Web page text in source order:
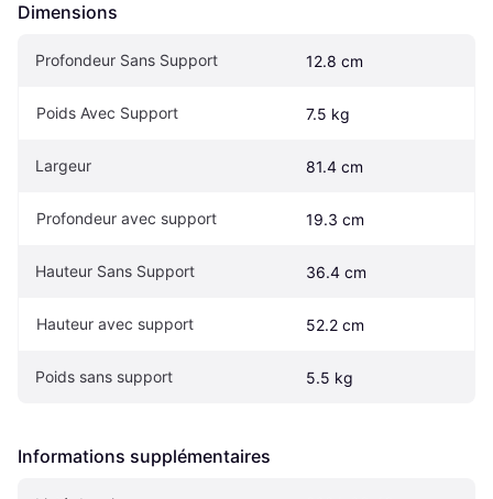
Dimensions
Profondeur Sans Support 12.8 cm
Poids Avec Support 7.5 kg
Largeur 81.4 cm
Profondeur avec support 19.3 cm
Hauteur Sans Support 36.4 cm
Hauteur avec support 52.2 cm
Poids sans support 5.5 kg
Informations supplémentaires